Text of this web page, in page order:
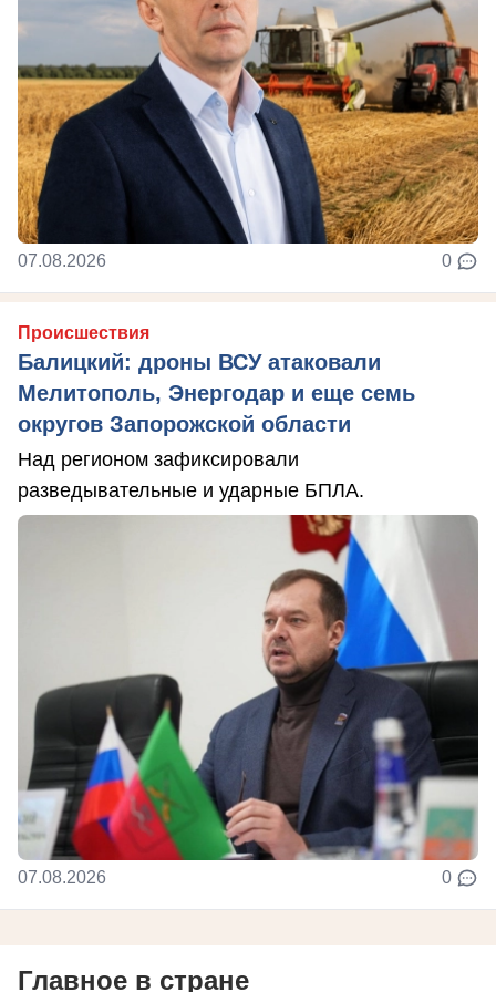
07.08.2026 0
Происшествия
Балицкий: дроны ВСУ атаковали
Мелитополь, Энергодар и еще семь
округов Запорожской области
Над регионом зафиксировали
разведывательные и ударные БПЛА.
07.08.2026 0
Главное в стране